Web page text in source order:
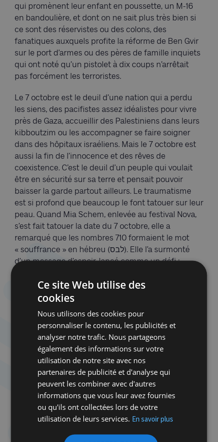
qui promènent leur enfant en poussette, un M-16
en bandoulière, et dont on ne sait plus très bien si
ce sont des réservistes ou des colons, des
fanatiques auxquels profite la réforme de Ben Gvir
sur le port d’armes ou des pères de famille inquiets
qui ont noté qu’un pistolet à dix coups n’arrêtait
pas forcément les terroristes.
Le 7 octobre est le deuil d’une nation qui a perdu
les siens, des pacifistes assez idéalistes pour vivre
près de Gaza, accueillir des Palestiniens dans leurs
kibboutzim ou les accompagner se faire soigner
dans des hôpitaux israéliens. Mais le 7 octobre est
aussi la fin de l’innocence et des rêves de
coexistence. C’est le deuil d’un peuple qui voulait
être en sécurité sur sa terre et pensait pouvoir
baisser la garde partout ailleurs. Le traumatisme
est si profond que beaucoup le font tatouer sur leur
peau. Quand Mia Schem, enlevée au festival Nova,
s’est fait tatouer la date du 7 octobre, elle a
remarqué que les nombres 710 formaient le mot
« souffrance » en hébreu (לבס). Elle l’a surmonté
d’un message d’espoir, lancé comme un défi :
Israël en guerre, c’est une nation en armes. Chaque
réserviste. De même que chacune connaît un
blessé, un otage ou un disparu. Le pays vit au
rythme de la progression de Tsahal dans Gaza. Les
télévisions ont basculé en mode infos en continu,
déversant un flot d’images de soldats, de tunnels
terroristes, de paysages dévastés. Difficile pourtant
de voir les combats, et encore plus de se faire une
idée de la vie des civils à Gaza. Jamais les deux
peuples n’ont éprouvé aussi peu d’empathie l’un
pour l’autre. Le matin, à 6h30, chaque Israélien
retient son souffle quand paraît la liste des soldats
Ce site Web utilise des
cookies
Nous utilisons des cookies pour
personnaliser le contenu, les publicités et
analyser notre trafic. Nous partageons
également des informations sur votre
utilisation de notre site avec nos
partenaires de publicité et d'analyse qui
peuvent les combiner avec d'autres
informations que vous leur avez fournies
ou qu'ils ont collectées lors de votre
utilisation de leurs services. En savoir plus